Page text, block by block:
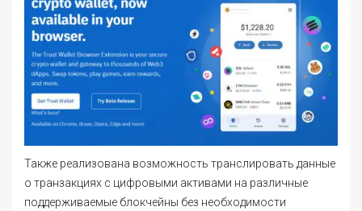
Также реализована возможность транслировать данные
о транзакциях с цифровыми активами на различные
поддерживаемые блокчейны без необходимости